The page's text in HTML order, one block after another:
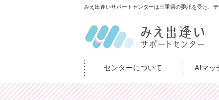
みえ出逢いサポートセンターは三重県の委託を受け、
センターについて AIマッ